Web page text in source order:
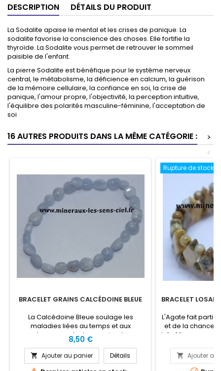
DESCRIPTION DÉTAILS DU PRODUIT
La Sodalite apaise le mental et les crises de panique. La
sodalite favorise la conscience des choses. Elle fortifie la
thyroïde. La Sodalite vous permet de retrouver le sommeil
paisible de l'enfant.
La pierre Sodalite est bénéfique pour le système nerveux
central, le métabolisme, la déficience en calcium, la guérison
de la mémoire cellulaire, la confiance en soi, la crise de
panique, l'amour propre, l'objectivité, la perception intuitive,
l'équilibre des polarités masculine-féminine, l'acceptation de
soi
16 AUTRES PRODUITS DANS LA MÊME CATÉGORIE :
>
<
BRACELET GRAINS CALCÉDOINE BLEUE
La Calcédoine Bleue soulage les
maladies liées au temps et aux
changements de pression. La
Calcédoine Bleue est bénéfique pour la
dépression, les cauchemars, la
régénération des muqueuses, les yeux,
Prix
8,50 €
 Ajouter au panier Détails
Rupture de stock
BRACELET
L'Agate fait
et de la chance.
bénéfique pour
énergétiques,
physique, la
 Ajouter au